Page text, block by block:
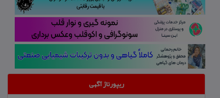
ریپورتاژ آگهی